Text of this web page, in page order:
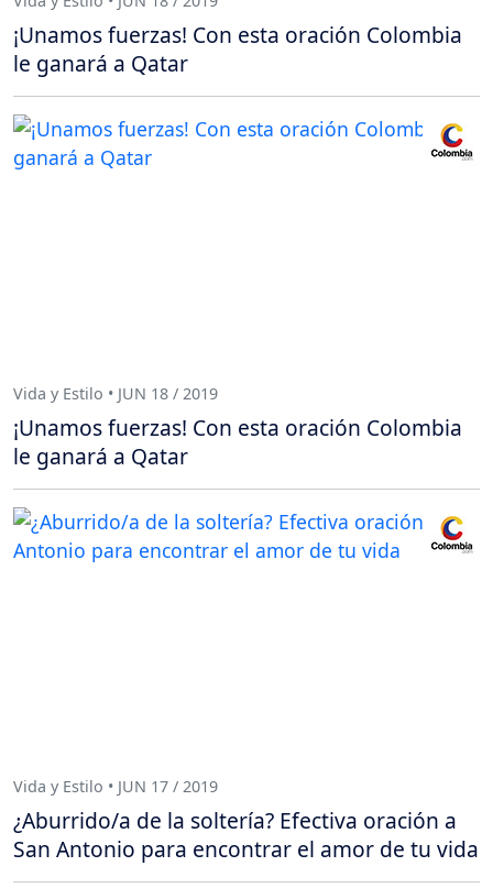
¡Unamos fuerzas! Con esta oración Colombia
le ganará a Qatar
Vida y Estilo • JUN 18 / 2019
¡Unamos fuerzas! Con esta oración Colombia
le ganará a Qatar
Vida y Estilo • JUN 17 / 2019
¿Aburrido/a de la soltería? Efectiva oración a
San Antonio para encontrar el amor de tu vida